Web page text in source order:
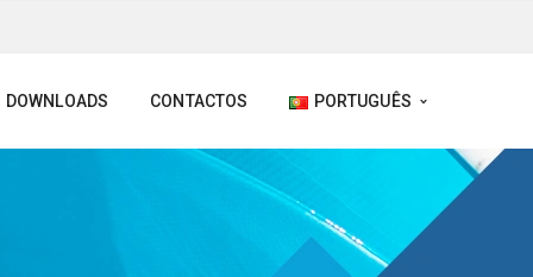
DOWNLOADS CONTACTOS PORTUGUÊS